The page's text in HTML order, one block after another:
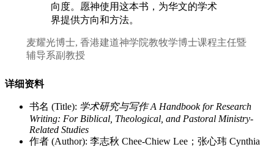
向度。愿神使用这本书，为华文的学术
界提供方向和方法。
麦耀光博士, 香港建道神学院教牧学博士课程主任暨
辅导系副教授
详细资料
书名 (Title): 学术研究与写作 A Handbook for Research
Writing: For Biblical, Theological, and Pastoral Ministry-
Related Studies
作者 (Author): 李志秋 Chee-Chiew Lee；张心玮 Cynthia